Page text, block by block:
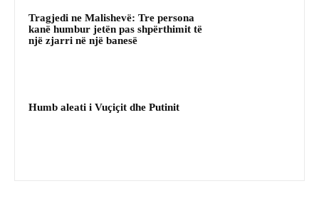
Tragjedi ne Malishevë: Tre persona
kanë humbur jetën pas shpërthimit të
një zjarri në një banesë
Humb aleati i Vuçiçit dhe Putinit